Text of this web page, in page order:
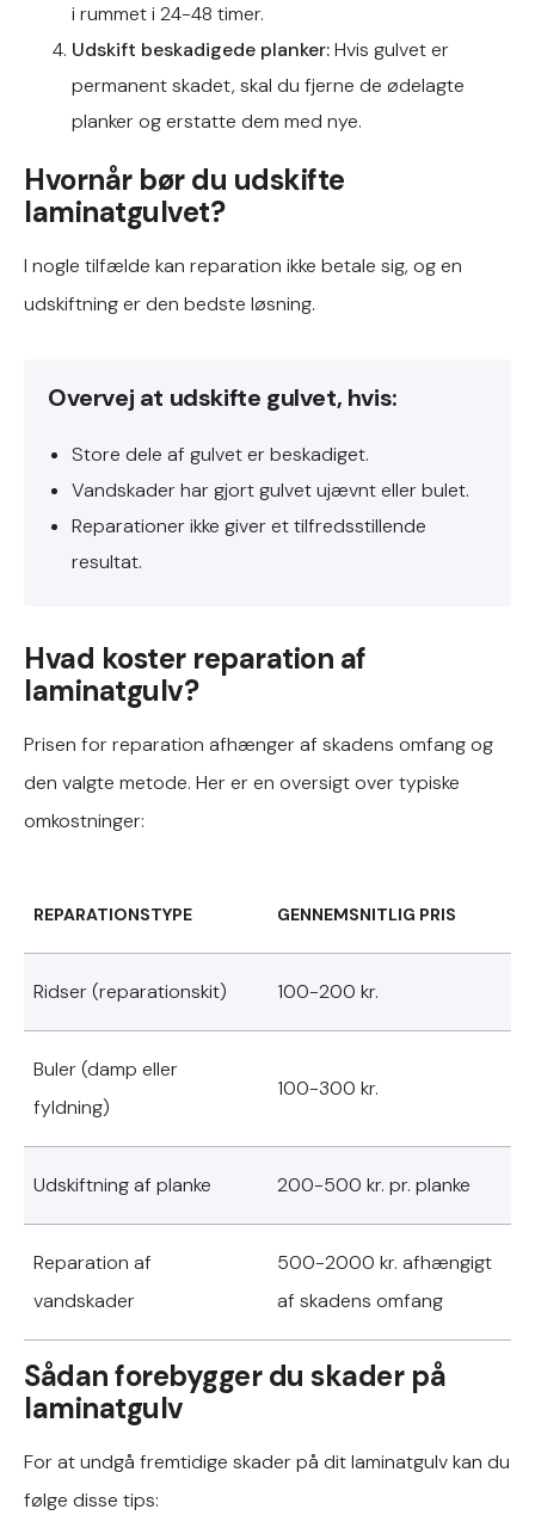
i rummet i 24-48 timer.
Udskift beskadigede planker:Hvis gulvet er
permanent skadet, skal du fjerne de ødelagte
planker og erstatte dem med nye.
Hvornår bør du udskifte
laminatgulvet?
I nogle tilfælde kan reparation ikke betale sig, og en
udskiftning er den bedste løsning.
Overvej at udskifte gulvet, hvis:
Store dele af gulvet er beskadiget.
Vandskader har gjort gulvet ujævnt eller bulet.
Reparationer ikke giver et tilfredsstillende
resultat.
Hvad koster reparation af
laminatgulv?
Prisen for reparation afhænger af skadens omfang og
den valgte metode. Her er en oversigt over typiske
omkostninger:
REPARATIONSTYPE GENNEMSNITLIG PRIS
Ridser (reparationskit) 100-200 kr.
Buler (damp eller
fyldning)
100-300 kr.
Udskiftning af planke 200-500 kr. pr. planke
Reparation af
vandskader
500-2000 kr. afhængigt
af skadens omfang
Sådan forebygger du skader på
laminatgulv
For at undgå fremtidige skader på dit laminatgulv kan du
følge disse tips: